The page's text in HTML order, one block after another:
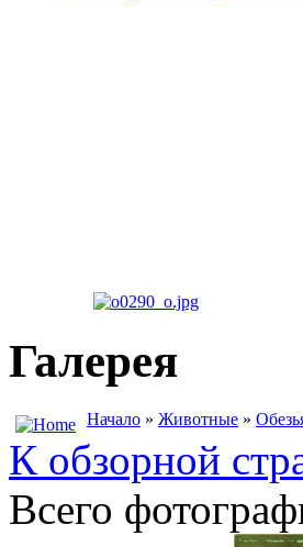
Галерея
Начало » Животные »
К обзорной
Всего